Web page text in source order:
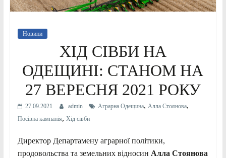
Новини
ХІД СІВБИ НА
ОДЕЩИНІ: СТАНОМ НА
27 ВЕРЕСНЯ 2021 РОКУ
27.09.2021 admin Аграрна Одещина, Алла Стоянова,
Посівна кампанія, Хід сівби
Директор Департамену аграрної політики,
продовольства та земельних відносин Алла Стоянова